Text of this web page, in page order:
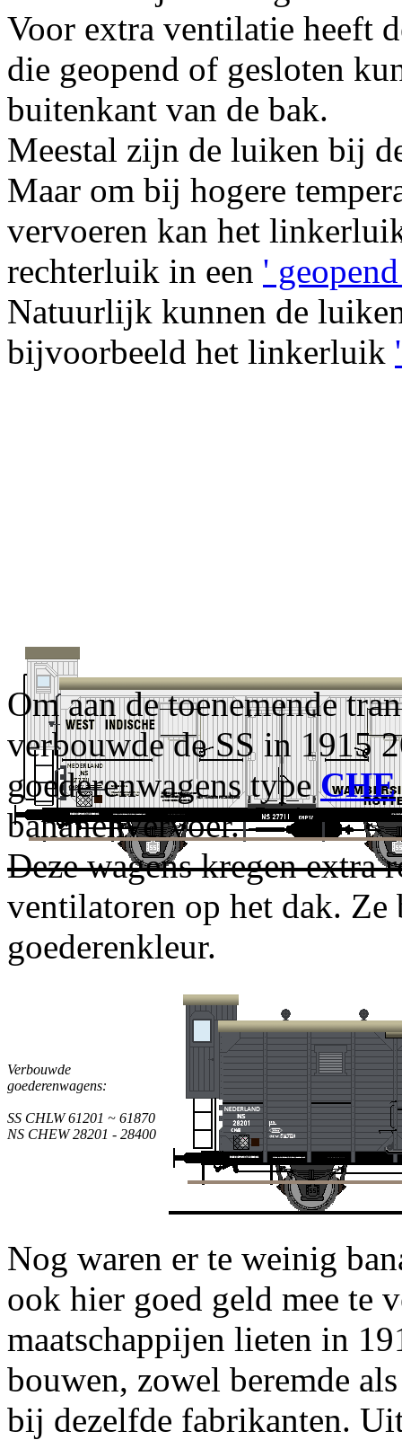
Voor extra ventilatie heeft
die geopend of gesloten
buitenkant van de bak.
Meestal zijn de luiken bij
Maar om bij hogere
vervoeren kan het
rechterluik in een '
Natuurlijk kunnen de
bijvoorbeeld het linkerluik
Om aan de toenemende
verbouwde de SS in 1915
goederenwagens typeCHE
bananenvervoer.
Deze wagens kregen extra
ventilatoren op het dak. Ze
goederenkleur.
Verbouwde
goederenwagens:
SS CHLW 61201 ~ 61870
NS CHEW 28201 - 28400
Nog waren er te weinig
ook hier goed geld mee te
maatschappijen lieten in
bouwen, zowel beremde
bij dezelfde fabrikanten.